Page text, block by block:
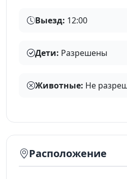
Выезд: 12:00
Дети: Разрешены
Животные: Не
Расположение